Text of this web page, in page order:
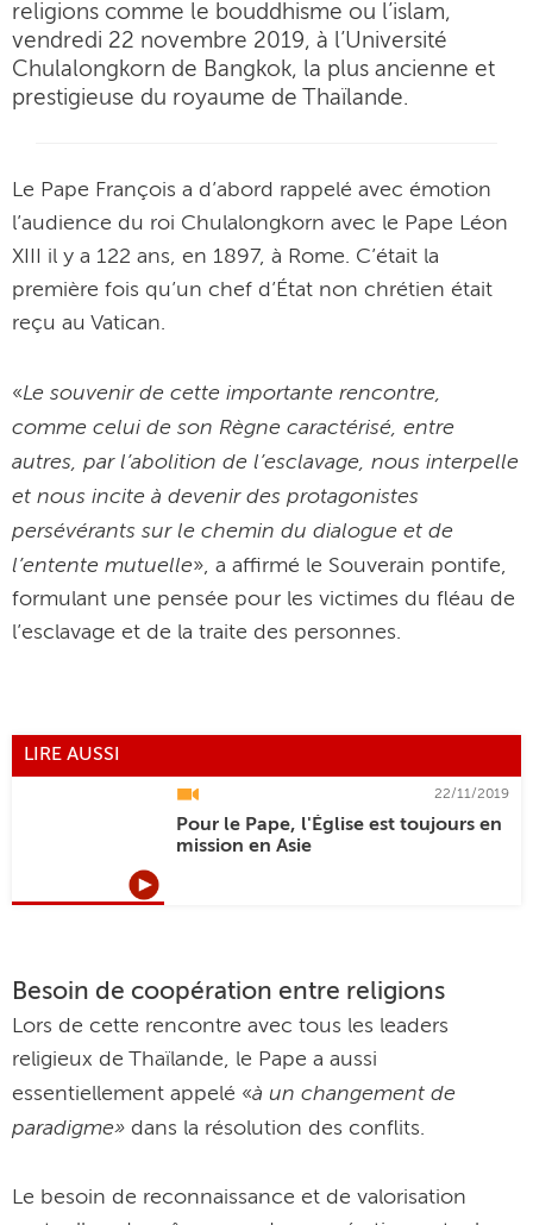
religions comme le bouddhisme ou l’islam,
vendredi 22 novembre 2019, à l’Université
Chulalongkorn de Bangkok, la plus ancienne et
prestigieuse du royaume de Thaïlande.
Le Pape François a d’abord rappelé avec émotion
l’audience du roi Chulalongkorn avec le Pape Léon
XIII il y a 122 ans, en 1897, à Rome. C’était la
première fois qu’un chef d’État non chrétien était
reçu au Vatican.
«Le souvenir de cette importante rencontre,
comme celui de son Règne caractérisé, entre
autres, par l’abolition de l’esclavage, nous interpelle
et nous incite à devenir des protagonistes
persévérants sur le chemin du dialogue et de
l’entente mutuelle», a affirmé le Souverain pontife,
formulant une pensée pour les victimes du fléau de
l’esclavage et de la traite des personnes.
LIRE AUSSI
22/11/2019
Pour le Pape, l'Église est toujours en
mission en Asie
Besoin de coopération entre religions
Lors de cette rencontre avec tous les leaders
religieux de Thaïlande, le Pape a aussi
essentiellement appelé «à un changement de
paradigme» dans la résolution des conflits.
Le besoin de reconnaissance et de valorisation